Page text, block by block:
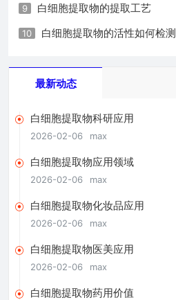
9 白细胞提取物的提取工艺
10 白细胞提取物的活性如何检测
最新动态
白细胞提取物科研应用
2026-02-06 max
白细胞提取物应用领域
2026-02-06 max
白细胞提取物化妆品应用
2026-02-06 max
白细胞提取物医美应用
2026-02-06 max
白细胞提取物药用价值